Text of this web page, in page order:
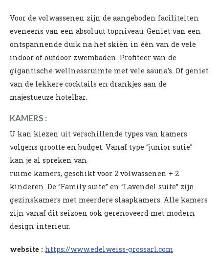
Voor de volwassenen zijn de aangeboden faciliteiten
eveneens van een absoluut topniveau. Geniet van een
ontspannende duik na het skiën in één van de vele
indoor of outdoor zwembaden. Profiteer van de
gigantische wellnessruimte met vele sauna’s. Of geniet
van de lekkere cocktails en drankjes aan de
majestueuze hotelbar.
KAMERS :
U kan kiezen uit verschillende types van kamers
volgens grootte en budget. Vanaf type “junior sutie”
kan je al spreken van
ruime kamers, geschikt voor 2 volwassenen + 2
kinderen. De “Family suite” en “Lavendel suite” zijn
gezinskamers met meerdere slaapkamers. Alle kamers
zijn vanaf dit seizoen ook gerenoveerd met modern
design interieur.
website : https://www.edelweiss-grossarl.com